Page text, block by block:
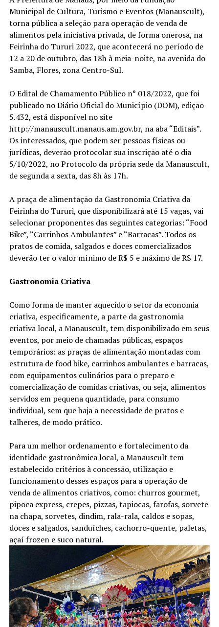
Municipal de Cultura, Turismo e Eventos (Manauscult),
torna pública a seleção para operação de venda de
alimentos pela iniciativa privada, de forma onerosa, na
Feirinha do Tururi 2022, que acontecerá no período de
12 a 20 de outubro, das 18h à meia-noite, na avenida do
Samba, Flores, zona Centro-Sul.
O Edital de Chamamento Público n° 018/2022, que foi
publicado no Diário Oficial do Município (DOM), edição
5.432, está disponível no site
http://manauscult.manaus.am.gov.br, na aba “Editais”.
Os interessados, que podem ser pessoas físicas ou
jurídicas, deverão protocolar sua inscrição até o dia
5/10/2022, no Protocolo da própria sede da Manauscult,
de segunda a sexta, das 8h às 17h.
A praça de alimentação da Gastronomia Criativa da
Feirinha do Tururi, que disponibilizará até 15 vagas, vai
selecionar proponentes das seguintes categorias: “Food
Bike”, “Carrinhos Ambulantes” e “Barracas”. Todos os
pratos de comida, salgados e doces comercializados
deverão ter o valor mínimo de R$ 5 e máximo de R$ 17.
Gastronomia Criativa
Como forma de manter aquecido o setor da economia
criativa, especificamente, a parte da gastronomia
criativa local, a Manauscult, tem disponibilizado em seus
eventos, por meio de chamadas públicas, espaços
temporários: as praças de alimentação montadas com
estrutura de food bike, carrinhos ambulantes e barracas,
com equipamentos culinários para o preparo e
comercialização de comidas criativas, ou seja, alimentos
servidos em pequena quantidade, para consumo
individual, sem que haja a necessidade de pratos e
talheres, de modo prático.
Para um melhor ordenamento e fortalecimento da
identidade gastronômica local, a Manauscult tem
estabelecido critérios à concessão, utilização e
funcionamento desses espaços para a operação de
venda de alimentos criativos, como: churros gourmet,
pipoca express, crepes, pizzas, tapiocas, farofas, sorvete
na chapa, sorvetes, dindim, rala-rala, caldos e sopas,
doces e salgados, sanduíches, cachorro-quente, paletas,
açaí frozen e suco natural.